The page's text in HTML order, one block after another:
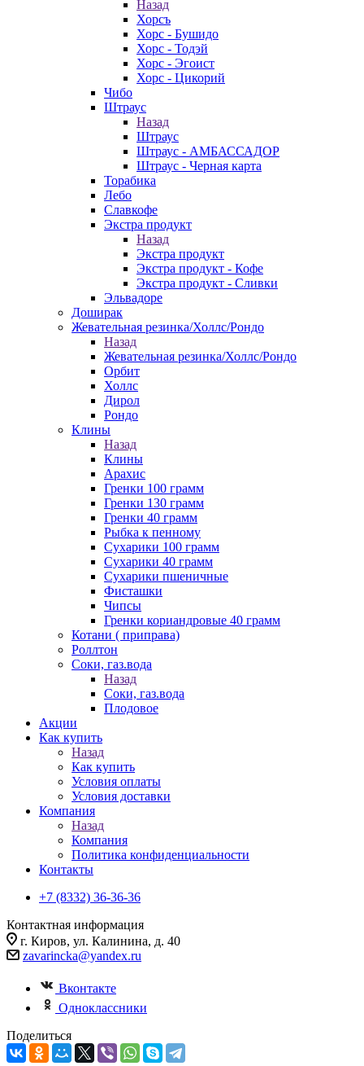
Назад
Хорсъ
Хорс - Бушидо
Хорс - Тодэй
Хорс - Эгоист
Хорс - Цикорий
Чибо
Штраус
Назад
Штраус
Штраус - АМБАССАДОР
Штраус - Черная карта
Торабика
Лебо
Славкофе
Экстра продукт
Назад
Экстра продукт
Экстра продукт - Кофе
Экстра продукт - Сливки
Эльвадоре
Доширак
Жевательная резинка/Холлс/Рондо
Назад
Жевательная резинка/Холлс/Рондо
Орбит
Холлс
Дирол
Рондо
Клины
Назад
Клины
Арахис
Гренки 100 грамм
Гренки 130 грамм
Гренки 40 грамм
Рыбка к пенному
Сухарики 100 грамм
Сухарики 40 грамм
Сухарики пшеничные
Фисташки
Чипсы
Гренки кориандровые 40 грамм
Котани ( приправа)
Роллтон
Соки, газ.вода
Назад
Соки, газ.вода
Плодовое
Акции
Как купить
Назад
Как купить
Условия оплаты
Условия доставки
Компания
Назад
Компания
Политика конфиденциальности
Контакты
+7 (8332) 36-36-36
Контактная информация
г. Киров, ул. Калинина, д. 40
zavarincka@yandex.ru
Вконтакте
Одноклассники
Поделиться